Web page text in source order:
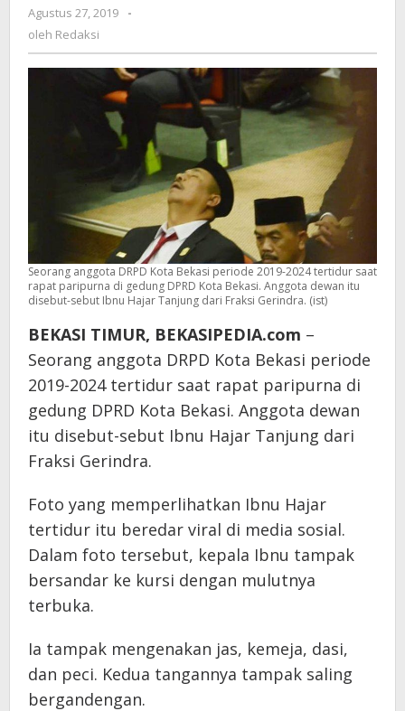
Agustus 27, 2019
oleh
-
oleh Redaksi
Seorang anggota DRPD Kota Bekasi periode 2019-2024 tertidur saat
rapat paripurna di gedung DPRD Kota Bekasi. Anggota dewan itu
disebut-sebut Ibnu Hajar Tanjung dari Fraksi Gerindra. (ist)
BEKASI TIMUR, BEKASIPEDIA.com –
Seorang anggota DRPD Kota Bekasi periode
2019-2024 tertidur saat rapat paripurna di
gedung DPRD Kota Bekasi. Anggota dewan
itu disebut-sebut Ibnu Hajar Tanjung dari
Fraksi Gerindra.
Foto yang memperlihatkan Ibnu Hajar
tertidur itu beredar viral di media sosial.
Dalam foto tersebut, kepala Ibnu tampak
bersandar ke kursi dengan mulutnya
terbuka.
Ia tampak mengenakan jas, kemeja, dasi,
dan peci. Kedua tangannya tampak saling
bergandengan.